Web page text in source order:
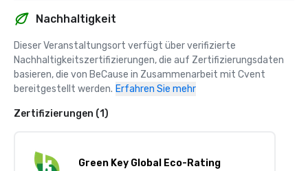
Nachhaltigkeit
Dieser Veranstaltungsort verfügt über verifizierte
Nachhaltigkeitszertifizierungen, die auf Zertifizierungsdaten
basieren, die von BeCause in Zusammenarbeit mit Cvent
bereitgestellt werden. Erfahren Sie mehr
Zertifizierungen (1)
Green Key Global Eco-Rating